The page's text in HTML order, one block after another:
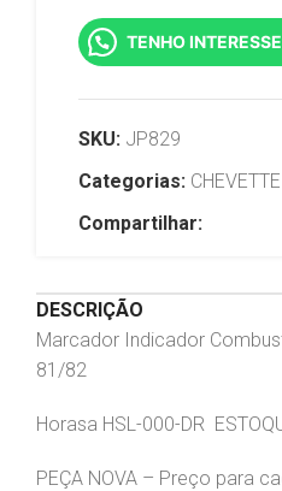
TENHO INTERESSE
SKU: JP829
Categorias: CHEVETTE
Compartilhar:
DESCRIÇÃO
Marcador Indicador
81/82
Horasa HSL-000-DR
PEÇA NOVA – Preço para